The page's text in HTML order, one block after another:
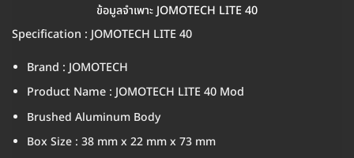
ข้อมูลจำเพาะ JOMOTECH LITE 40
Specification : JOMOTECH LITE 40
Brand : JOMOTECH
Product Name : JOMOTECH LITE 40 Mod
Brushed Aluminum Body
Box Size : 38 mm x 22 mm x 73 mm